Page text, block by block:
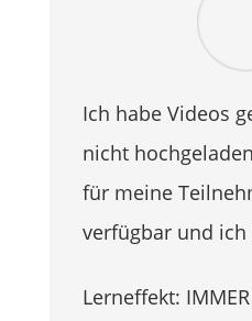
Ich habe Videos
nicht
für meine
verfügbar und
Lerneffekt: